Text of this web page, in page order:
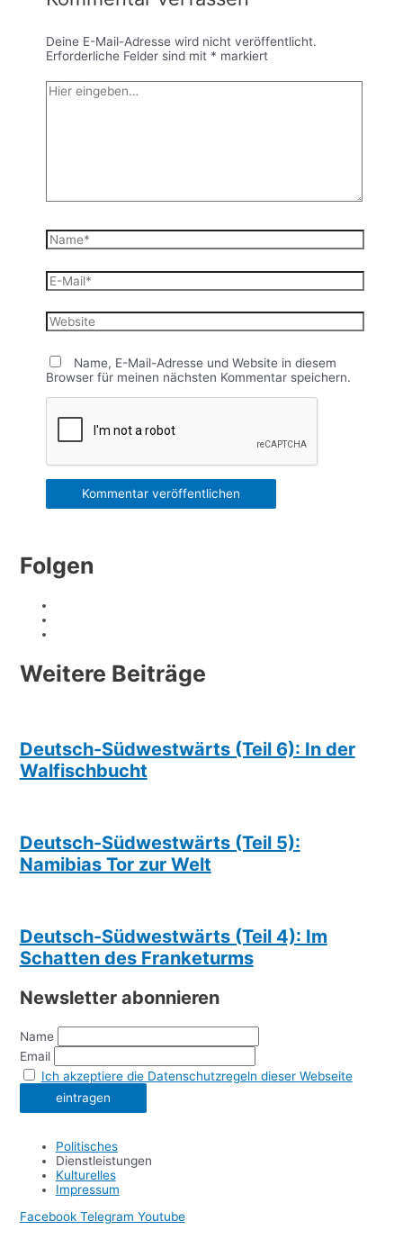
Deine E-Mail-Adresse wird nicht veröffentlicht.
Erforderliche Felder sind mit * markiert
Hier
eingeben…
Name*
E-
Mail*
Website
Name, E-Mail-Adresse und Website in diesem
Browser für meinen nächsten Kommentar speichern.
Folgen
Weitere Beiträge
Deutsch-Südwestwärts (Teil 6): In der
Walfischbucht
Deutsch-Südwestwärts (Teil 5):
Namibias Tor zur Welt
Deutsch-Südwestwärts (Teil 4): Im
Schatten des Franketurms
Newsletter abonnieren
Name
Email
Ich akzeptiere die Datenschutzregeln dieser Webseite
Politisches
Dienstleistungen
Kulturelles
Impressum
Facebook Telegram Youtube